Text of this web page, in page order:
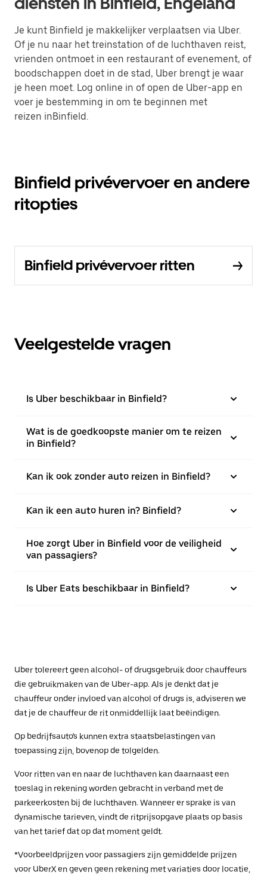
Je kunt Binfield je makkelijker verplaatsen via Uber.
Of je nu naar het treinstation of de luchthaven reist,
vrienden ontmoet in een restaurant of evenement, of
boodschappen doet in de stad, Uber brengt je waar
je heen moet. Log online in of open de Uber-app en
voer je bestemming in om te beginnen met
reizen inBinfield.
Binfield privévervoer en andere
ritopties
Binfield privévervoer ritten
Veelgestelde vragen
Is Uber beschikbaar in Binfield?
Wat is de goedkoopste manier om te reizen
in Binfield?
Kan ik ook zonder auto reizen in Binfield?
Kan ik een auto huren in? Binfield?
Hoe zorgt Uber in Binfield voor de veiligheid
van passagiers?
Is Uber Eats beschikbaar in Binfield?
Uber tolereert geen alcohol- of drugsgebruik door chauffeurs
die gebruikmaken van de Uber-app. Als je denkt dat je
chauffeur onder invloed van alcohol of drugs is, adviseren we
dat je de chauffeur de rit onmiddellijk laat beëindigen.
Op bedrijfsauto's kunnen extra staatsbelastingen van
toepassing zijn, bovenop de tolgelden.
Voor ritten van en naar de luchthaven kan daarnaast een
toeslag in rekening worden gebracht in verband met de
parkeerkosten bij de luchthaven. Wanneer er sprake is van
dynamische tarieven, vindt de ritprijsopgave plaats op basis
van het tarief dat op dat moment geldt.
*Voorbeeldprijzen voor passagiers zijn gemiddelde prijzen
voor UberX en geven geen rekening met variaties door locatie,